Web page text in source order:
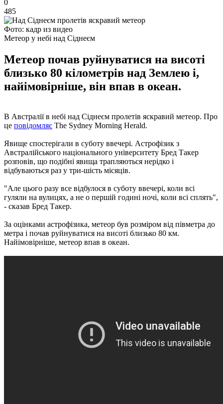
0
485
Фото: кадр из видео
Метеор у небі над Сіднеєм
Метеор почав руйнуватися на висоті
близько 80 кілометрів над Землею і,
найімовірніше, він впав в океан.
В Австралії в небі над Сіднеєм пролетів яскравий метеор. Про
це повідомляє The Sydney Morning Herald.
Явище спостерігали в суботу ввечері. Астрофізик з
Австралійського національного університету Бред Такер
розповів, що подібні явища трапляються нерідко і
відбуваються раз у три-шість місяців.
"Але цього разу все відбулося в суботу ввечері, коли всі
гуляли на вулицях, а не о першій годині ночі, коли всі сплять",
- сказав Бред Такер.
За оцінками астрофізика, метеор був розміром від півметра до
метра і почав руйнуватися на висоті близько 80 км.
Найімовірніше, метеор впав в океан.